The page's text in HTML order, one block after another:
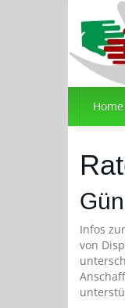
Home
Infos
von